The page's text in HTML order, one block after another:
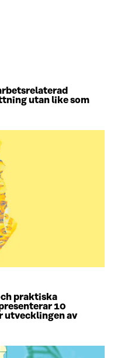
utan like som
praktiska
10
utvecklingen av